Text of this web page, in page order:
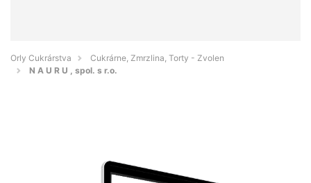
Orly Cukrárstva
Cukrárne, Zmrzlina, Torty - Zvolen
N A U R U , spol. s r.o.